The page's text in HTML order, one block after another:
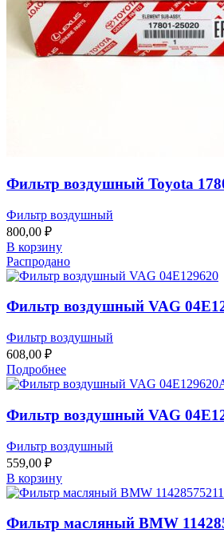
Фильтр воздушный Toyota
Фильтр воздушный
800,00 ₽
В корзину
Распродано
Фильтр воздушный VAG
Фильтр воздушный
608,00 ₽
Подробнее
Фильтр воздушный VAG
Фильтр воздушный
559,00 ₽
В корзину
Фильтр масляный BMW